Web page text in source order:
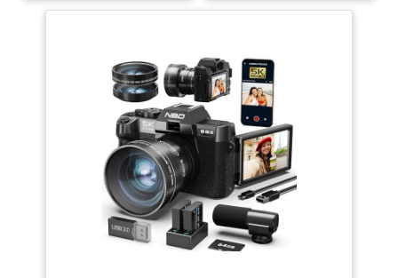
d'appareil photo: Optique.
PictBridge. Poids: 475 g.
Couleur du produit: Noir
convient mieux aux mouvements
fluides. 【Écran orientable 180°
avec contrôle WiFi】L’écran IPS
3 pouces s’oriente à 180° sur le
côté pour faciliter les selfies,
les vlogs, les vidéos YouTube et
les prises de vue à main levée.
La connexion WiFi et
l’application permettent la prise
de vue, les réglages, l’aperçu
en temps réel et la lecture. Une
solution pratique pour les
autoportraits, les photos de
groupe et les vidéos
enregistrées à distance.